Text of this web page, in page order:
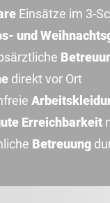
Einsätze im 3-
und
direkt vor Ort
Erreichbarkeit
Betreuung